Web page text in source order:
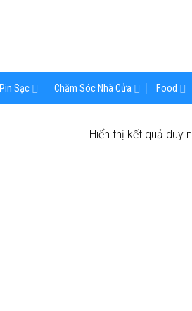
Pin Sạc Chăm Sóc Nhà Cửa Food
Hiển thị kết quả duy